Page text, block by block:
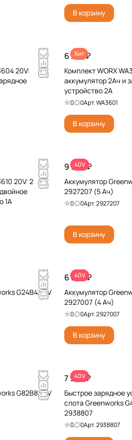
В корзину
20V:
Хит
6 790 ₽
Комплект WORX
аккумулятор 2Ач и
устройство 2А
0 0Арт.WA3601
В корзину
20V: 2
1А
40V
9 990 ₽
Аккумулятор
2927207 (5 Ач)
0 0Арт.2927207
В корзину
G24B4 24V
40V
6 990 ₽
Аккумулятор
2927007 (4 Ач)
0 0Арт.2927007
В корзину
G82B8 82V
40V
7 990 ₽
Быстрое зарядное
слота Greenworks
2938807
0 0Арт.2938807